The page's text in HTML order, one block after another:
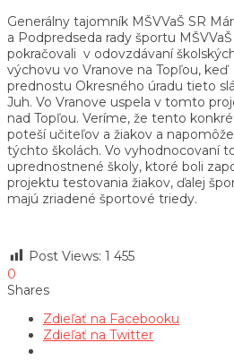
Generálny tajomník MŠVVaŠ SR
a Podpredseda rady športu
pokračovali v odovzdávaní
výchovu vo Vranove na Topľou,
prednostu Okresného úradu tieto
Juh. Vo Vranove uspela v tomto
nad Topľou. Veríme, že tento
poteší učiteľov a žiakov a
týchto školách. Vo vyhodnocovaní
uprednostnené školy, ktoré boli
projektu testovania žiakov, ďalej
majú zriadené športové triedy.
Post Views: 1 455
0
Shares
Zdieľať na Facebooku
Zdieľať na Twitter